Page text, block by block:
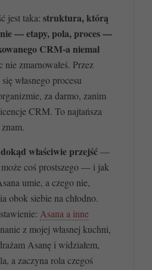
jest taka: struktura, którą
— etapy, pola, proces —
CRM-a niemal
nie zmarnowałeś. Przez
własnego procesu
za darmo, zanim
CRM. To najtańsza
dokąd właściwie przejść—
coś prostszego — i jak
umie, a czego nie,
obok siebie na chłodno.
Asana a inne
z mojej własnej kuchni,
Asanę i widziałem,
a zaczyna rola czegoś